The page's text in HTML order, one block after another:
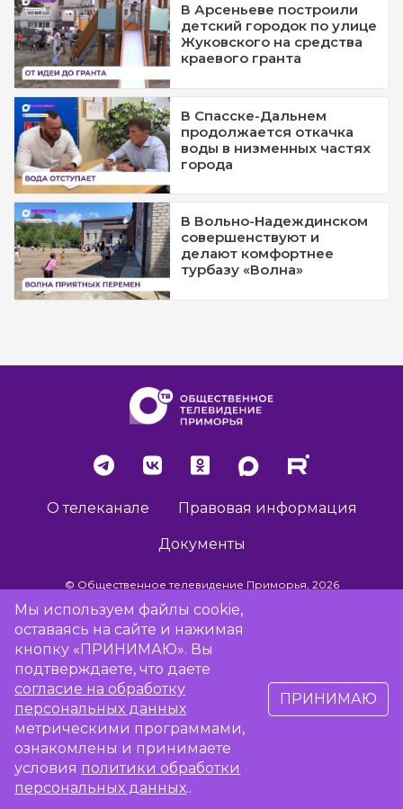
В Арсеньеве построили
детский городок по улице
Жуковского на средства
краевого гранта
В Спасске-Дальнем
продолжается откачка
воды в низменных частях
города
В Вольно-Надеждинском
совершенствуют и
делают комфортнее
турбазу «Волна»
О телеканале Правовая информация
Документы
© Общественное телевидение Приморья, 2026
Разработка сайта -
Сообщить об отсутствии вещания
Мы используем файлы cookie,
оставаясь на сайте и нажимая
кнопку «ПРИНИМАЮ». Вы
подтверждаете, что даете
согласие на обработку
персональных данных
метрическими программами,
ознакомлены и принимаете
условия политики обработки
персональных данных..
ПРИНИМАЮ